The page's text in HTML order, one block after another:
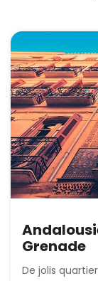
Grenade
De jolis